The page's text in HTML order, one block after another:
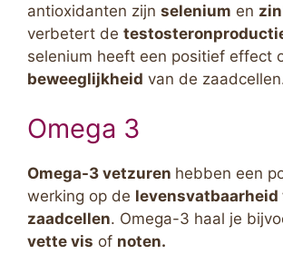
antioxidanten zijn selenium en
verbetert de
selenium heeft een positief effect
beweeglijkheid van de
Omega 3
Omega-3 vetzuren hebben een
werking op de levensvatbaarheid
zaadcellen. Omega-3 haal je
vette vis of noten.